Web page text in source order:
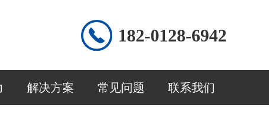
182-0128-6942
解决方案 常见问题 联系我们